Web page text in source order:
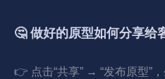
🤔 做好的原型如何分享给
👉 点击“共享” → “发布原型”